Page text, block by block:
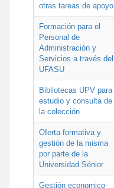
otras tareas de apoyo
Formación para el
Personal de
Administración y
Servicios a través del
UFASU
Bibliotecas UPV para
estudio y consulta de
la colección
Oferta formativa y
gestión de la misma
por parte de la
Universidad Sénior
Gestión economico-